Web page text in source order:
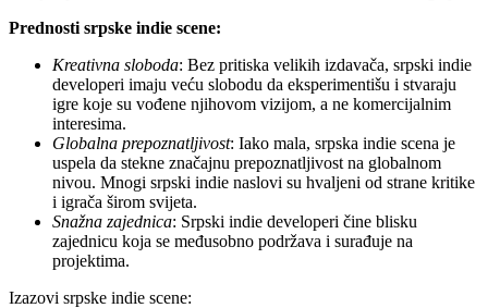
Prednosti srpske indie scene:
Kreativna sloboda: Bez pritiska velikih izdavača, srpski indie
developeri imaju veću slobodu da eksperimentišu i stvaraju
igre koje su vođene njihovom vizijom, a ne komercijalnim
interesima.
Globalna prepoznatljivost: Iako mala, srpska indie scena je
uspela da stekne značajnu prepoznatljivost na globalnom
nivou. Mnogi srpski indie naslovi su hvaljeni od strane kritike
i igrača širom svijeta.
Snažna zajednica: Srpski indie developeri čine blisku
zajednicu koja se međusobno podržava i surađuje na
projektima.
Izazovi srpske indie scene: